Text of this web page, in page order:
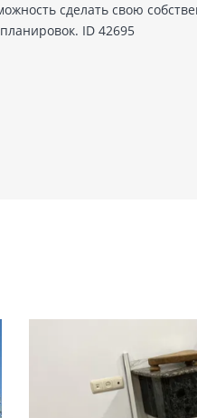
сделать свою
ID 42695